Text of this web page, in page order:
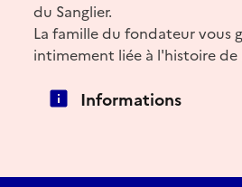
du Sanglier.
La famille du fondateur vous
intimement liée à l'histoire de
Informations